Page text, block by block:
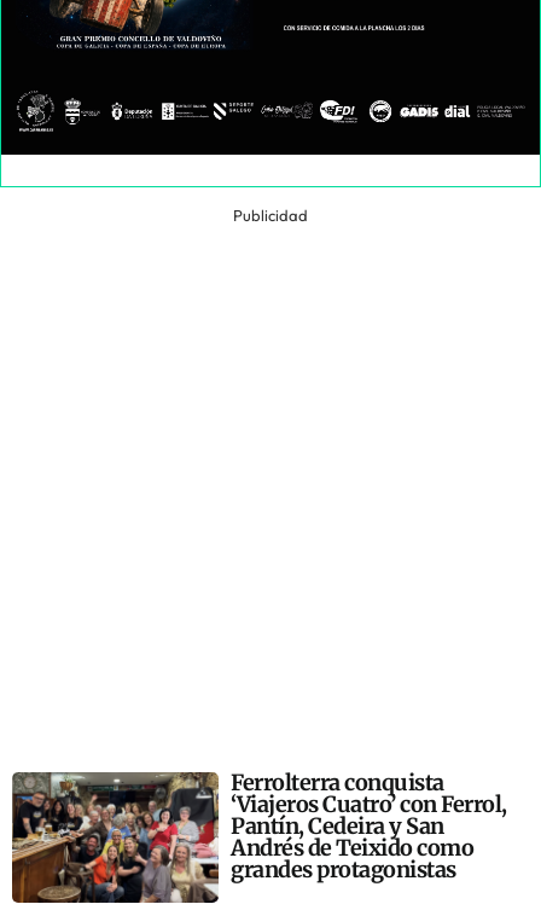
Publicidad
Ferrolterra conquista
‘Viajeros Cuatro’ con Ferrol,
Pantín, Cedeira y San
Andrés de Teixido como
grandes protagonistas